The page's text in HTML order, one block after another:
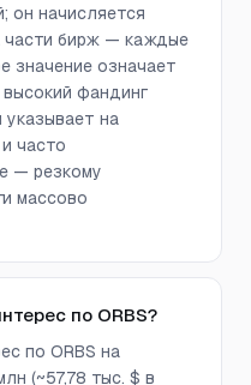
он начисляется
части бирж — каждые
значение означает
фандинг
указывает на
часто
— резкому
массово
по ORBS?
по ORBS на
(~57,78 тыс. $ в